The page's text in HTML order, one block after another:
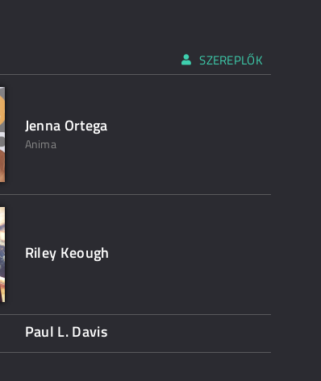
SZEREPLŐK
Jenna Ortega
Anima
Riley Keough
Paul L. Davis